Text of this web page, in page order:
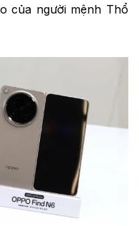
của người mệnh Thổ